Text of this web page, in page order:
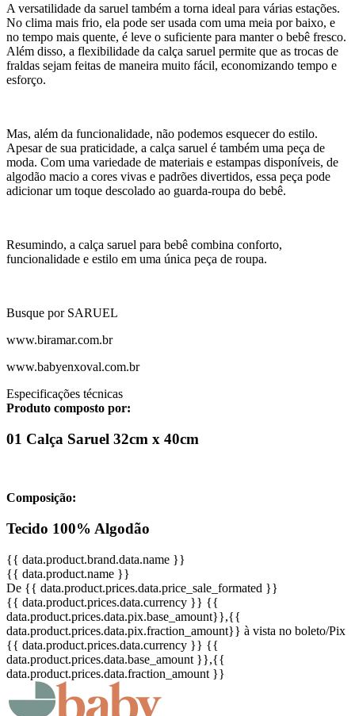
A versatilidade da saruel também a torna ideal para várias estações.
No clima mais frio, ela pode ser usada com uma meia por baixo, e
no tempo mais quente, é leve o suficiente para manter o bebê fresco.
Além disso, a flexibilidade da calça saruel permite que as trocas de
fraldas sejam feitas de maneira muito fácil, economizando tempo e
esforço.
Mas, além da funcionalidade, não podemos esquecer do estilo.
Apesar de sua praticidade, a calça saruel é também uma peça de
moda. Com uma variedade de materiais e estampas disponíveis, de
algodão macio a cores vivas e padrões divertidos, essa peça pode
adicionar um toque descolado ao guarda-roupa do bebê.
Resumindo, a calça saruel para bebê combina conforto,
funcionalidade e estilo em uma única peça de roupa.
Busque por SARUEL
www.biramar.com.br
www.babyenxoval.com.br
Especificações técnicas
Produto composto por:
01 Calça Saruel 32cm x 40cm
Composição:
Tecido 100% Algodão
{{ data.product.brand.data.name }}
{{ data.product.name }}
De {{ data.product.prices.data.price_sale_formated }}
{{ data.product.prices.data.currency }} {{
data.product.prices.data.pix.base_amount}},{{
data.product.prices.data.pix.fraction_amount}} à vista no boleto/Pix
{{ data.product.prices.data.currency }} {{
data.product.prices.data.base_amount }},{{
data.product.prices.data.fraction_amount }}